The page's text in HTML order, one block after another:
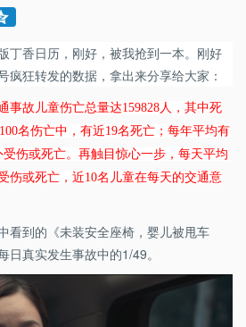
丁香日历，刚好，被我抢到一本。刚好
疯狂转发的数据，拿出来分享给大家：
事故儿童伤亡总量达159828人，其中死
名伤亡中，有近19名死亡；每年平均有
伤或死亡。 再触目惊心一步， 每天平均
伤或死亡，近10名儿童在每天的交通意
看到的《未装安全座椅，婴儿被甩车
真实发生事故中的1/49。